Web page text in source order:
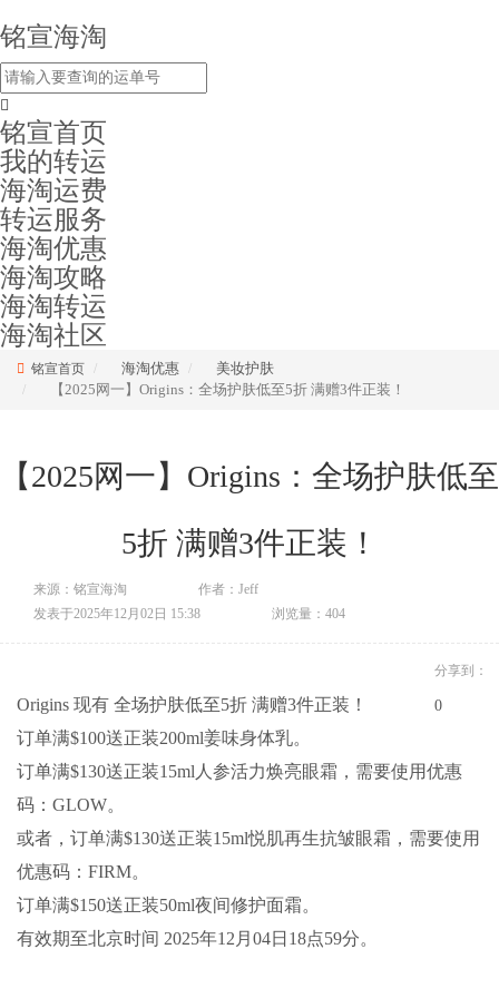
铭宣海淘
铭宣首页
我的转运
海淘运费
转运服务
海淘优惠
海淘攻略
海淘转运
海淘社区
铭宣首页 海淘优惠
美妆护肤
【2025网一】Origins：全场护肤低至5折 满赠3件正装！
【2025网一】Origins：全场护肤低至
5折 满赠3件正装！
来源：铭宣海淘
作者：Jeff
发表于2025年12月02日 15:38
浏览量：404
分享到：
0
Origins 现有 全场护肤低至5折 满赠3件正装！
订单满$100送正装200ml姜味身体乳。
订单满$130送正装15ml人参活力焕亮眼霜，需要使用优惠
码：GLOW。
或者，订单满$130送正装15ml悦肌再生抗皱眼霜，需要使用
优惠码：FIRM。
订单满$150送正装50ml夜间修护面霜。
有效期至北京时间 2025年12月04日18点59分。